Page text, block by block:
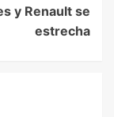
y Renault se
estrecha